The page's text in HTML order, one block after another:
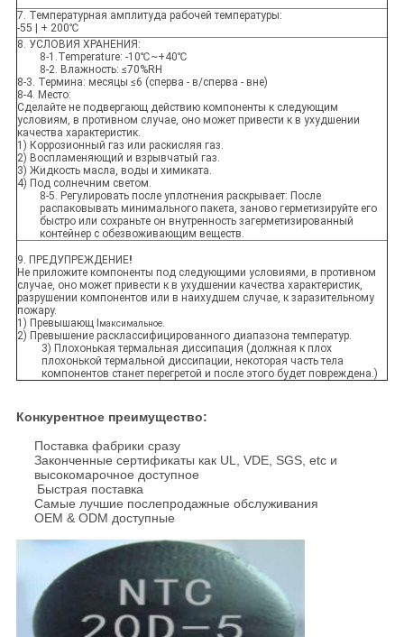
7. Температурная амплитуда рабочей температуры:
-55 | + 200℃
8. УСЛОВИЯ ХРАНЕНИЯ:
8-1.Temperature: -10℃~+40℃
8-2. Влажность: ≤70%RH
8-3. Термина: месяцы ≤6 (сперва - в/сперва - вне)
8-4. Место:
Сделайте не подвергающ действию компоненты к следующим
условиям, в противном случае, оно может привести к в ухудшении
качества характеристик.
1) Коррозионный газ или раскисляя газ.
2) Воспламеняющий и взрывчатый газ.
3) Жидкость масла, воды и химиката.
4) Под солнечним светом.
8-5. Регулировать после уплотнения раскрывает: После
распаковывать минимального пакета, заново герметизируйте его
быстро или сохраньте он внутренность загерметизированный
контейнер с обезвоживающим веществ.
9. ПРЕДУПРЕЖДЕНИЕ!
Не приложите компоненты под следующими условиями, в противном
случае, оно может привести к в ухудшении качества характеристик,
разрушении компонентов или в наихудшем случае, к заразительному
пожару.
1) Превышающ I
максимальное.
2) Превышение расклассифицированного диапазона температур.
3) Плохонькая термальная диссипация (должная к плох
плохонькой термальной диссипации, некоторая часть тела
компонентов станет перегретой и после этого будет повреждена.)
Конкурентное преимущество:
Поставка фабрики сразу
Законченные сертификаты как UL, VDE, SGS, etc и
высокомарочное доступное
Быстрая поставка
Самые лучшие послепродажные обслуживания
OEM & ODM доступные